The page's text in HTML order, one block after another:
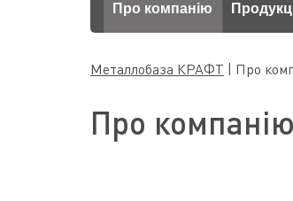
Про компанію
Металлобаза КРАФТ Про
Про компанію